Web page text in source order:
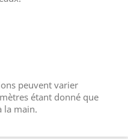
peuvent varier
étant donné que
la main.